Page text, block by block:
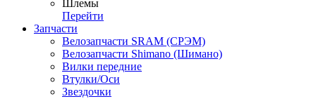
Шлемы
Перейти
Запчасти
Велозапчасти SRAM (СРЭМ)
Велозапчасти Shimano (Шимано)
Вилки передние
Втулки/Оси
Звездочки